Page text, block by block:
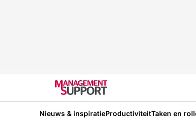
Nieuws & inspiratieProductiviteitTaken en